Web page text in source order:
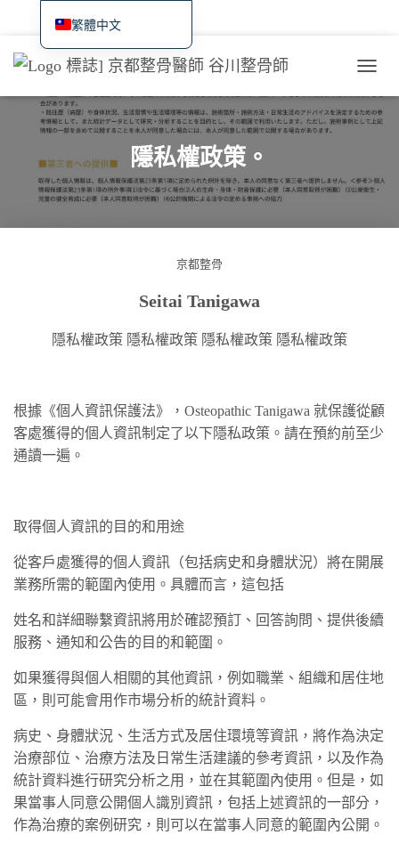
最新資訊與可用性以及網路預訂
換
導
隱私權政策。
京都整骨
Seitai Tanigawa
隱私權政策 隱私權政策 隱私權政策 隱私權政策
根據《個人資訊保護法》，Osteopathic Tanigawa 就保護從顧
客處獲得的個人資訊制定了以下隱私政策。請在預約前至少
通讀一遍。
取得個人資訊的目的和用途
從客戶處獲得的個人資訊（包括病史和身體狀況）將在開展
業務所需的範圍內使用。具體而言，這包括
姓名和詳細聯繫資訊將用於確認預訂、回答詢問、提供後續
服務、通知和公告的目的和範圍。
如果獲得與個人相關的其他資訊，例如職業、組織和居住地
區，則可能會用作市場分析的統計資料。
病史、身體狀況、生活方式及居住環境等資訊，將作為決定
治療部位、治療方法及日常生活建議的參考資訊，以及作為
統計資料進行研究分析之用，並在其範圍內使用。但是，如
果當事人同意公開個人識別資訊，包括上述資訊的一部分，
作為治療的案例研究，則可以在當事人同意的範圍內公開。
繁體中文
日本語
Deutsch
Español
Português (AO90)
한국어